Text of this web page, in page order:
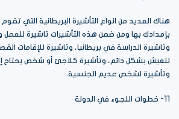
هناك العديد من انواع التأشيرة البريطانية التي
بإمدادك بها ومن ضمن هذه التأشيرات تاشيرة للعمل
وتاشيرة الدراسة في بريطانيا، وتاشيرة للإقامات
للعيش بشكل دائم، وتأشيرة كلاجئ أو شخص يحتاج
وتأشيرة لشخص عديم الجنسية.
11- خطوات اللجوء في الدولة